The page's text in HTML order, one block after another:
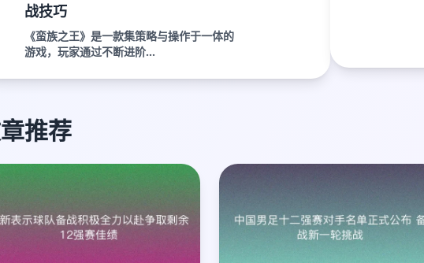
战技巧
《蛮族之王》是一款集策略与操作于一体的
游戏，玩家通过不断进阶...
推荐